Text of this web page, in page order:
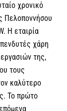
χρονικό
Πελοποννήσου
H εταιρία
χάρη
της,
τους
καλύτερο
Το πρώτο